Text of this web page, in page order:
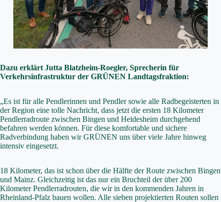
Dazu erklärt Jutta Blatzheim-Roegler, Sprecherin für
Verkehrsinfrastruktur der GRÜNEN Landtagsfraktion:
„Es ist für alle Pendlerinnen und Pendler sowie alle Radbegeisterten in
der Region eine tolle Nachricht, dass jetzt die ersten 18 Kilometer
Pendlerradroute zwischen Bingen und Heidesheim durchgehend
befahren werden können. Für diese komfortable und sichere
Radverbindung haben wir GRÜNEN uns über viele Jahre hinweg
intensiv eingesetzt.
18 Kilometer, das ist schon über die Hälfte der Route zwischen Bingen
und Mainz. Gleichzeitig ist das nur ein Bruchteil der über 200
Kilometer Pendlerradrouten, die wir in den kommenden Jahren in
Rheinland-Pfalz bauen wollen. Alle sieben projektierten Routen sollen